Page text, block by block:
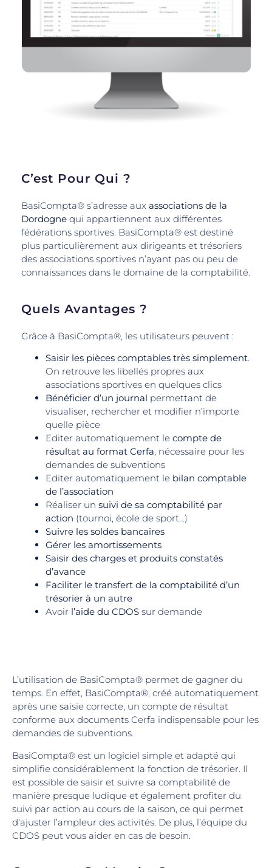
C’est Pour Qui ?
BasiCompta® s’adresse aux associations de la
Dordogne qui appartiennent aux différentes
fédérations sportives. BasiCompta® est destiné
plus particulièrement aux dirigeants et trésoriers
des associations sportives n’ayant pas ou peu de
connaissances dans le domaine de la comptabilité.
Quels Avantages ?
Grâce à BasiCompta®, les utilisateurs peuvent :
Saisir les pièces comptables très simplement.
On retrouve les libellés propres aux
associations sportives en quelques clics
Bénéficier d’un journal permettant de
visualiser, rechercher et modifier n’importe
quelle pièce
Editer automatiquement le compte de
résultat au format Cerfa, nécessaire pour les
demandes de subventions
Editer automatiquement le bilan comptable
de l’association
Réaliser un suivi de sa comptabilité par
action (tournoi, école de sport…)
Suivre les soldes bancaires
Gérer les amortissements
Saisir des charges et produits constatés
d’avance
Faciliter le transfert de la comptabilité d’un
trésorier à un autre
Avoir l’aide du CDOS sur demande
L’utilisation de BasiCompta® permet de gagner du
temps. En effet, BasiCompta®, créé automatiquement
après une saisie correcte, un compte de résultat
conforme aux documents Cerfa indispensable pour les
demandes de subventions.
BasiCompta® est un logiciel simple et adapté qui
simplifie considérablement la fonction de trésorier. Il
est possible de saisir et suivre sa comptabilité de
manière presque ludique et également profiter du
suivi par action au cours de la saison, ce qui permet
d’ajuster l’ampleur des activités. De plus, l’équipe du
CDOS peut vous aider en cas de besoin.